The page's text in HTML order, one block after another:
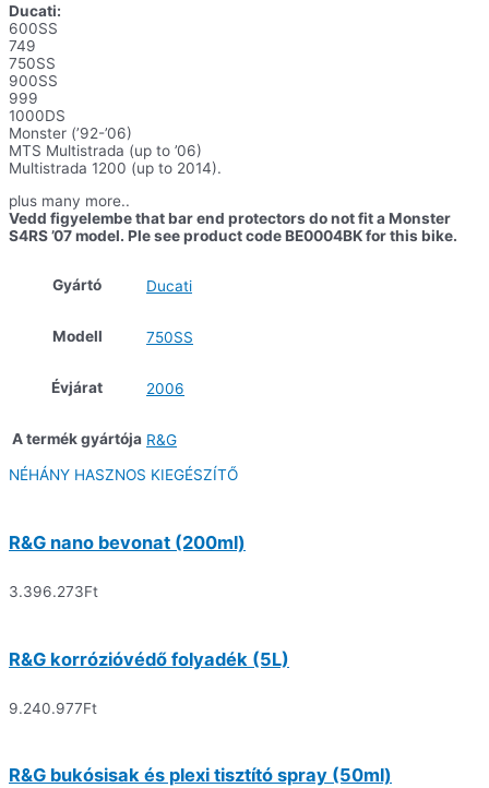
Ducati:
600SS
749
750SS
900SS
999
1000DS
Monster (’92-’06)
MTS Multistrada (up to ’06)
Multistrada 1200 (up to 2014).
plus many more..
Vedd figyelembe that bar end protectors do not fit a Monster
S4RS ’07 model. Ple see product code BE0004BK for this bike.
Gyártó Ducati
Modell 750SS
Évjárat 2006
A termék gyártója R&G
NÉHÁNY HASZNOS KIEGÉSZÍTŐ
R&G nano bevonat (200ml)
3.396.273Ft
R&G korrózióvédő folyadék (5L)
9.240.977Ft
R&G bukósisak és plexi tisztító spray (50ml)